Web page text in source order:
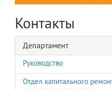
Контакты
Департамент
Руководство
Отдел капитального